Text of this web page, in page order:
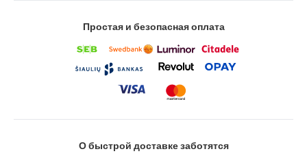
Простая и безопасная оплата
О быстрой доставке заботятся